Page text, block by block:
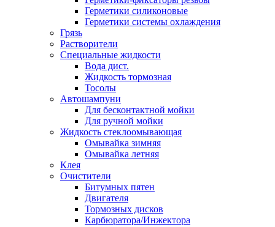
Герметики силиконовые
Герметики системы охлаждения
Грязь
Растворители
Специальные жидкости
Вода дист.
Жидкость тормозная
Тосолы
Автошампуни
Для бесконтактной мойки
Для ручной мойки
Жидкость стеклоомывающая
Омывайка зимняя
Омывайка летняя
Клея
Очистители
Битумных пятен
Двигателя
Тормозных дисков
Карбюратора/Инжектора